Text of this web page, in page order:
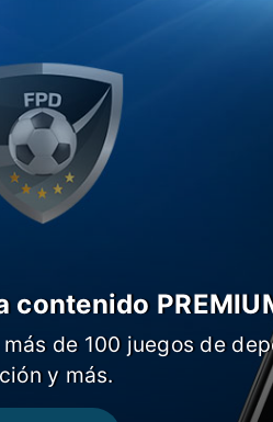
contenido
de 100 juegos de
y más.